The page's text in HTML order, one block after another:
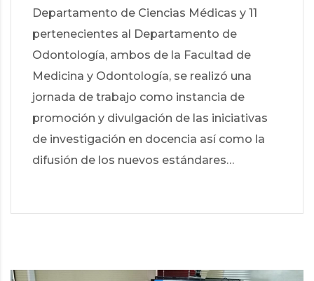
Departamento de Ciencias Médicas y 11
pertenecientes al Departamento de
Odontología, ambos de la Facultad de
Medicina y Odontología, se realizó una
jornada de trabajo como instancia de
promoción y divulgación de las iniciativas
de investigación en docencia así como la
difusión de los nuevos estándares…